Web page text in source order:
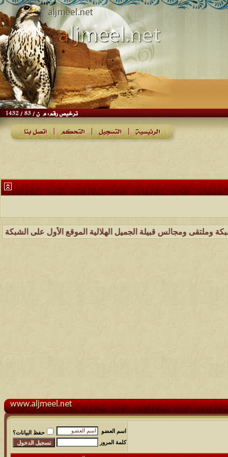
ومجالس قبيلة الجميل الهلالية الموقع الأول على الشبكة
اسم العضو
حفظ البيانات؟
كلمة المرور